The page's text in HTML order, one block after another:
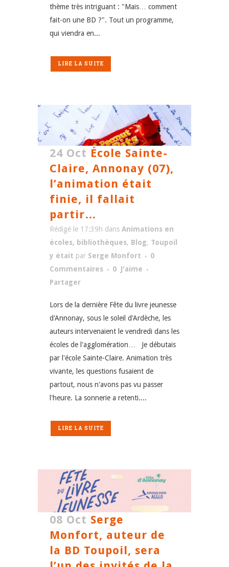
thème très intriguant : "Mais… comment
fait-on une BD ?". Tout un programme,
qui viendra en...
LIRE LA SUITE
24 Oct École Sainte-
Claire, Annonay (07),
l’animation était
finie, il fallait
partir…
Rédigé le 17:39h dans Animations en
écoles, bibliothèques, Blog, Toupoil
y était par Serge Monfort
0
Commentaires
0 J'aime
Partager
Lors de la dernière Fête du livre jeunesse
d'Annonay, sous le soleil d'Ardèche, les
auteurs intervenaient le vendredi dans les
écoles de l'agglomération… Je débutais
par l'école Sainte-Claire. Animation très
vivante, les questions fusaient de
partout, nous n'avons pas vu passer
l'heure. La sonnerie a retenti....
LIRE LA SUITE
08 Oct Serge
Monfort, auteur de
la BD Toupoil, sera